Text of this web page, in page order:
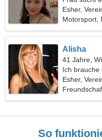
Esher,
Motorsport,
Alisha
41 Jahre,
Ich brauche
Esher,
So